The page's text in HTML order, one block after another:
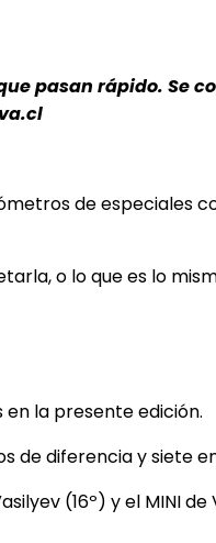
pasan rápido. Se
de
o lo que es lo
la presente edición.
de diferencia y siete
(16º) y el MINI